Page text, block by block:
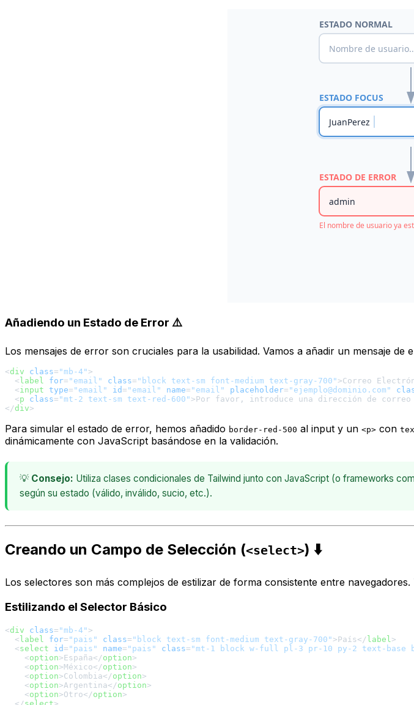
ESTADO NORMAL
Nombre de
ESTADO FOCUS
JuanPerez
ESTADO DE ERROR
admin
El nombre de usuario ya
Añadiendo un Estado de Error ⚠️
Los mensajes de error son cruciales para la usabilidad. Vamos a añadir un mensaje de
<div class= "mb-4" >
< label for= "email" class= "block text-sm font-medium text-gray-700" >Correo
<input type= "email" id= "email" name= "email" placeholder= "ejemplo@dominio.com"
<p class= "mt-2 text-sm text-red-600" >Por favor, introduce una dirección de
</div>
Para simular el estado de error, hemos añadido border-red-500 al input y un <p> con
dinámicamente con JavaScript basándose en la validación.
💡 Consejo: Utiliza clases condicionales de Tailwind junto con JavaScript (o frameworks
según su estado (válido, inválido, sucio, etc.).
Creando un Campo de Selección (<select>) ⬇️
Los selectores son más complejos de estilizar de forma consistente entre
Estilizando el Selector Básico
<div class= "mb-4" >
<label for= "pais" class= "block text-sm font-medium text-gray-700" >País </label >
<select id= "pais" name= "pais" class= "mt-1 block w-full pl-3 pr-10 py-2 text-base
<option>España</option>
<option>México</option>
<option>Colombia</option>
<option>Argentina</option>
<option>Otro</option>